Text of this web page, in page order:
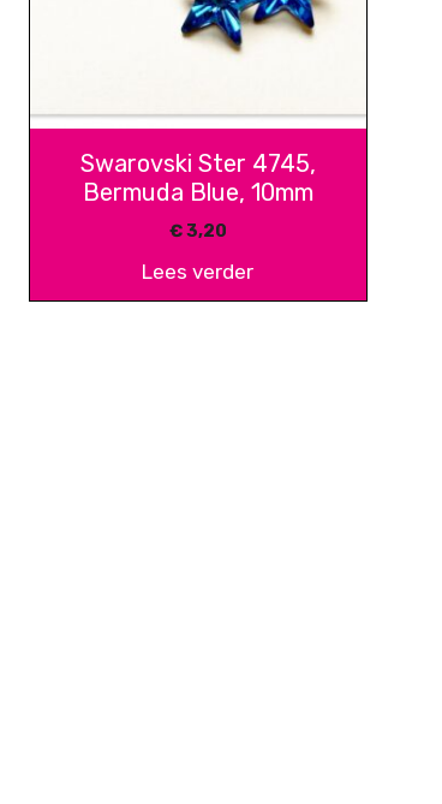
Swarovski Ster 4745,
Bermuda Blue, 10mm
€3,20
Lees verder